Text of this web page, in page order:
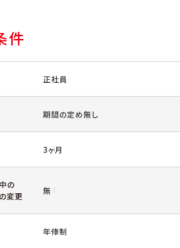
件
正社員
期間の定め無し
3ヶ月
の
変更
無
年俸制